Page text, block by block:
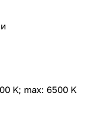
K; max: 6500 K